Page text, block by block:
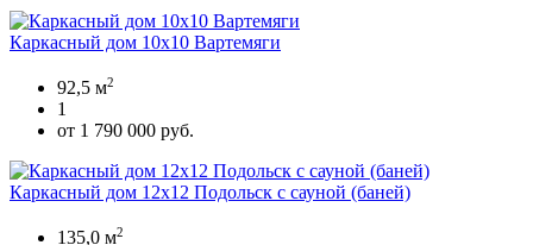
Каркасный дом 10х10 Вартемяги
92,5 м2
1
от 1 790 000 руб.
Каркасный дом 12х12 Подольск с сауной (баней)
135,0 м2